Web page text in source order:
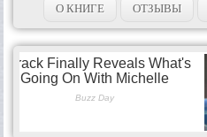
О КНИГЕ ОТЗЫВЫ